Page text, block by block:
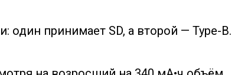
один принимает SD, а второй — Type-B.